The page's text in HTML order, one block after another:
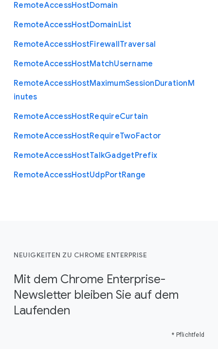
RemoteAccessHostDomain
RemoteAccessHostDomainList
RemoteAccessHostFirewallTraversal
RemoteAccessHostMatchUsername
RemoteAccessHostMaximumSessionDurationM
inutes
RemoteAccessHostRequireCurtain
RemoteAccessHostRequireTwoFactor
RemoteAccessHostTalkGadgetPrefix
RemoteAccessHostUdpPortRange
NEUIGKEITEN ZU CHROME ENTERPRISE
Mit dem Chrome Enterprise-
Newsletter bleiben Sie auf dem
Laufenden
* Pflichtfeld